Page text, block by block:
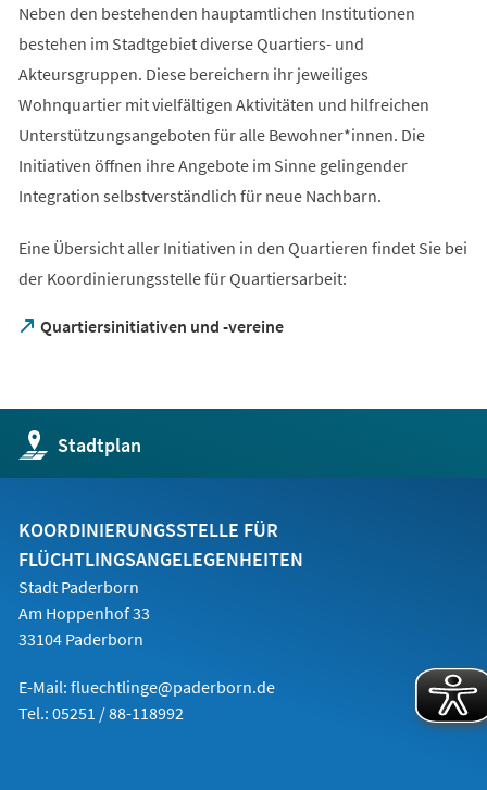
Neben den bestehenden hauptamtlichen Institutionen
bestehen im Stadtgebiet diverse Quartiers- und
Akteursgruppen. Diese bereichern ihr jeweiliges
Wohnquartier mit vielfältigen Aktivitäten und hilfreichen
Unterstützungsangeboten für alle Bewohner*innen. Die
Initiativen öffnen ihre Angebote im Sinne gelingender
Integration selbstverständlich für neue Nachbarn.
Eine Übersicht aller Initiativen in den Quartieren findet Sie bei
der Koordinierungsstelle für Quartiersarbeit:
Quartiersinitiativen und -vereine
(Öffnet
Tab)
Stadtplan
(Öffnet
in
einem
Tab)
KOORDINIERUNGSSTELLE FÜR
FLÜCHTLINGSANGELEGENHEITEN
Stadt Paderborn
Am Hoppenhof 33
33104 Paderborn
E-Mail: fluechtlinge@paderborn.de
Tel.: 05251 / 88-118992